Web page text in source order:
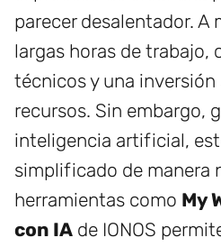
parecer desalentador. A
largas horas de trabajo,
técnicos y una
recursos. Sin embargo,
inteligencia artificial,
simplificado de manera
herramientas como My
con IA de IONOS